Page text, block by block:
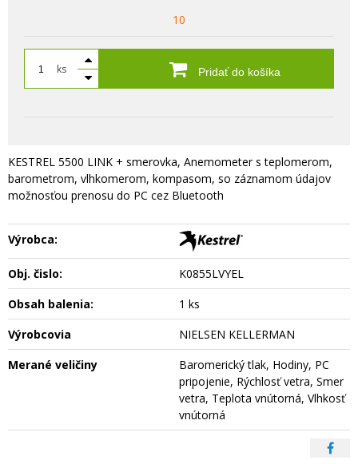
10
ks Pridať do košíka
KESTREL 5500 LINK + smerovka, Anemometer s teplomerom,
barometrom, vlhkomerom, kompasom, so záznamom údajov
možnosťou prenosu do PC cez Bluetooth
Výrobca:
Obj. čislo:
K0855LVYEL
Obsah balenia:
1 ks
Výrobcovia
NIELSEN KELLERMAN
Merané veličiny
Baromerický tlak, Hodiny, PC
pripojenie, Rýchlosť vetra, Smer
vetra, Teplota vnútorná, Vlhkosť
vnútorná